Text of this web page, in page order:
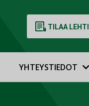
TILAA LEHTI
YHTEYSTIEDOT